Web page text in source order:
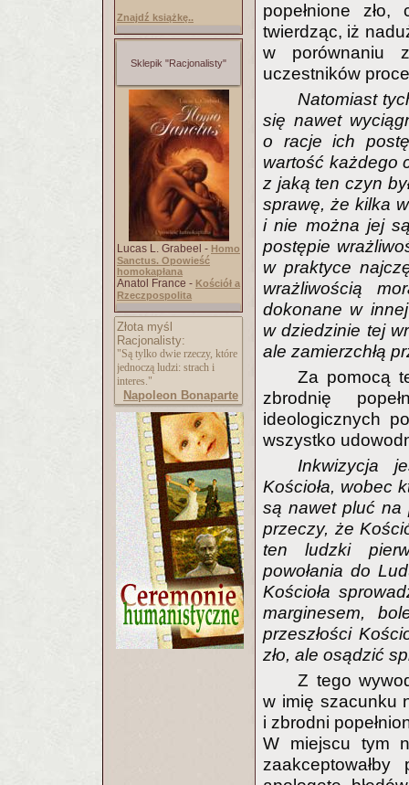
Znajdź książkę..
Sklepik "Racjonalisty"
Lucas L. Grabeel - Homo
Sanctus. Opowieść
homokapłana
Anatol France - Kościół a
Rzeczpospolita
Złota myśl
Racjonalisty:
"Są tylko dwie rzeczy, które
jednoczą ludzi: strach i
interes."
Napoleon Bonaparte
popełnione
twierdząc, iż
w porównaniu
uczestników
Natomiast
się nawet
o racje ich
wartość każdego
z jaką ten czyn
sprawę, że kilka
i nie można jej
postępie
w praktyce
wrażliwością
dokonane w
w dziedzinie tej
ale zamierzchłą
Za pomocą
zbrodnię
ideologicznych
wszystko
Inkwizycja
Kościoła, wobec
są nawet pluć na
przeczy, że
ten ludzki
powołania do
Kościoła
marginesem,
przeszłości
zło, ale osądzić
Z tego
w imię szacunku
i zbrodni
W miejscu tym